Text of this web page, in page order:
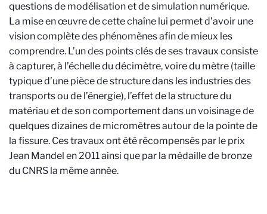
questions de modélisation et de simulation numérique.
La mise en œuvre de cette chaîne lui permet d’avoir une
vision complète des phénomènes afin de mieux les
comprendre. L’un des points clés de ses travaux consiste
à capturer, à l’échelle du décimètre, voire du mètre (taille
typique d’une pièce de structure dans les industries des
transports ou de l’énergie), l’effet de la structure du
matériau et de son comportement dans un voisinage de
quelques dizaines de micromètres autour de la pointe de
la fissure. Ces travaux ont été récompensés par le prix
Jean Mandel en 2011 ainsi que par la médaille de bronze
du CNRS la même année.